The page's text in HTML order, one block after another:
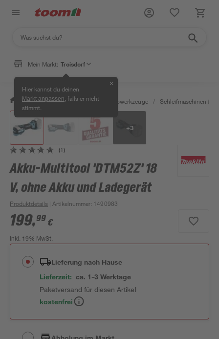
Mein Markt: Troisdorf
Hier kannst du deinen
Markt anpassen , falls er nicht
stimmt.
✕
/ Werkstatt & Maschinen / Elektrowerkzeuge / Schleifmaschinen &
+3
(1)
Akku-Multitool 'DTM52Z' 18
V, ohne Akku und Ladegerät
Produktdetails | Artikelnummer: 1490983
199,99 €
inkl. 19% MwSt.
Lieferung nach Hause
Lieferzeit: ca. 1-3 Werktage
Paketversand für diesen Artikel
kostenfrei